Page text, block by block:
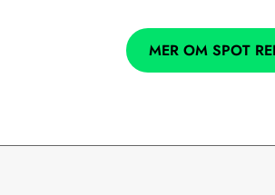
MER OM SPOT